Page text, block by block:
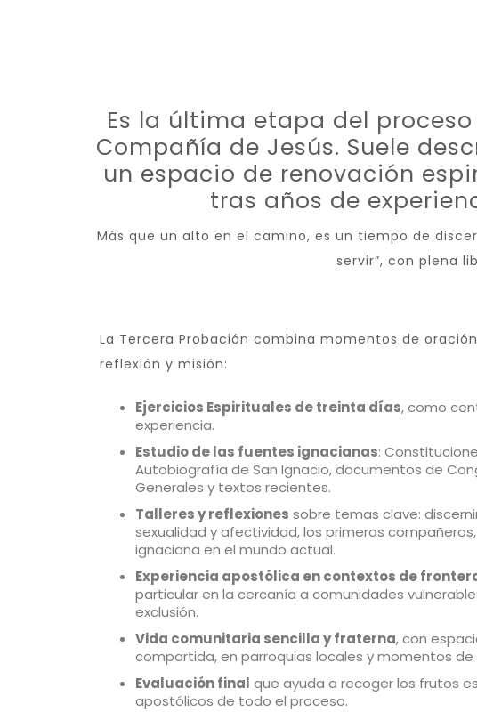
Es la última etapa del
Compañía de Jesús. Suele
un espacio de renovación
tras años de
Más que un alto en el camino, es un tiempo de
servir”, con plena
La Tercera Probación combina momentos de
reflexión y misión:
Ejercicios Espirituales de treinta días, como
experiencia.
Estudio de las fuentes ignacianas:
Autobiografía de San Ignacio, documentos de
Generales y textos recientes.
Talleres y reflexiones sobre temas clave:
sexualidad y afectividad, los primeros
ignaciana en el mundo actual.
Experiencia apostólica en contextos de
particular en la cercanía a comunidades
exclusión.
Vida comunitaria sencilla y fraterna, con
compartida, en parroquias locales y momentos de
Evaluación final que ayuda a recoger los frutos
apostólicos de todo el proceso.